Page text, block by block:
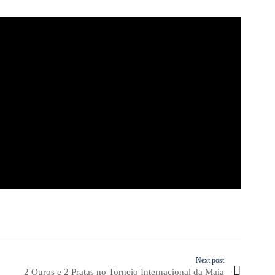
Next post
2 Ouros e 2 Pratas no Torneio Internacional da Maia